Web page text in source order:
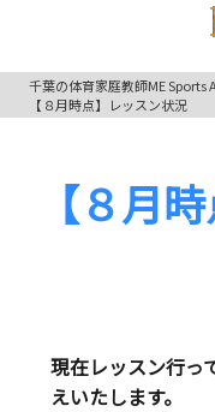
千葉の体育家庭教師ME Sports
【８月時点】レッスン状況
【８月
現在レッスン行っ
えいたします。